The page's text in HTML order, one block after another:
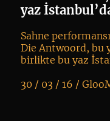
yaz
Sahne
Die Antwoord, bu
birlikte bu yaz
30 / 03 / 16 /